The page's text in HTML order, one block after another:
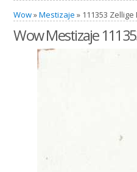
Wow»Mestizaje » 111353
Wow Mestizaje